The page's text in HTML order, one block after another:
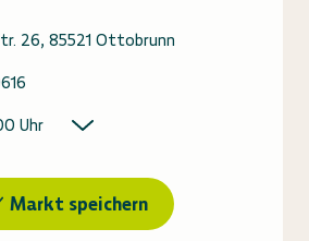
26, 85521 Ottobrunn
Uhr
Markt speichern